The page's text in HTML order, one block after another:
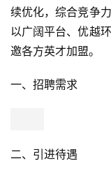
续优化，综合竞争
以广阔平台、优越
邀各方英才加盟。
一、招聘需求
二、引进待遇